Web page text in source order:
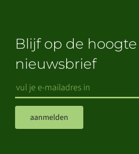
Blijf op de
nieuwsbrief
aanmelden